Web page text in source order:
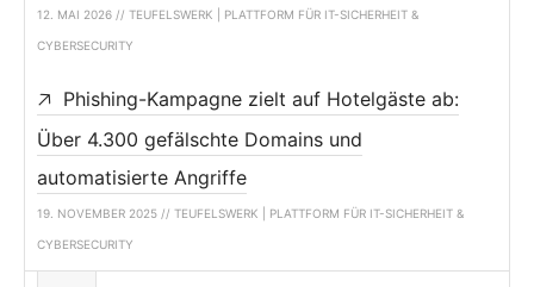
12. MAI 2026 // TEUFELSWERK | PLATTFORM FÜR IT-SICHERHEIT &
CYBERSECURITY
Phishing-Kampagne zielt auf Hotelgäste ab:
Über 4.300 gefälschte Domains und
automatisierte Angriffe
19. NOVEMBER 2025 // TEUFELSWERK | PLATTFORM FÜR IT-SICHERHEIT &
CYBERSECURITY